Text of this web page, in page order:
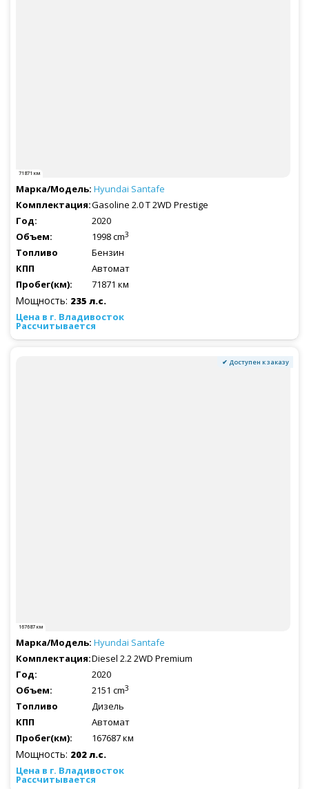
71871 км
Hyundai Santafe
Gasoline 2.0 T 2WD Prestige
2020
1998 cm3
Бензин
Автомат
71871 км
Мощность: 235 л.с.
Рассчитывается
✔ Доступен к заказу
167687 км
Hyundai Santafe
Diesel 2.2 2WD Premium
2020
2151 cm3
Дизель
Автомат
167687 км
Мощность: 202 л.с.
Рассчитывается